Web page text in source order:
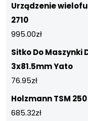
Urządzenie
2710
995.00zł
Sitko Do Maszynki
3x81.5mm Yato
76.95zł
Holzmann TSM 250
685.32zł